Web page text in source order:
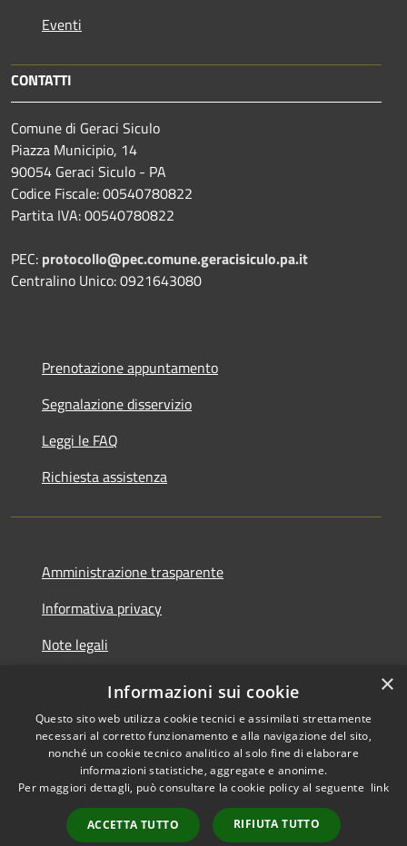
Eventi
CONTATTI
Comune di Geraci Siculo
Piazza Municipio, 14
90054 Geraci Siculo - PA
Codice Fiscale: 00540780822
Partita IVA: 00540780822
PEC: protocollo@pec.comune.geracisiculo.pa.it
Centralino Unico: 0921643080
Prenotazione appuntamento
Segnalazione disservizio
Leggi le FAQ
Richiesta assistenza
Amministrazione trasparente
Informativa privacy
Note legali
Dichiarazione di accessibilità
Accessibilità
Copyright © 2026 • Comune di
Geraci Siculo • Powered by
Municipium•
×
Informazioni sui cookie
Questo sito web utilizza cookie tecnici e assimilati strettamente
necessari al corretto funzionamento e alla navigazione del sito,
nonché un cookie tecnico analitico al solo fine di elaborare
informazioni statistiche, aggregate e anonime.
Per maggiori dettagli, può consultare la cookie policy al seguente link
ACCETTA TUTTO RIFIUTA TUTTO